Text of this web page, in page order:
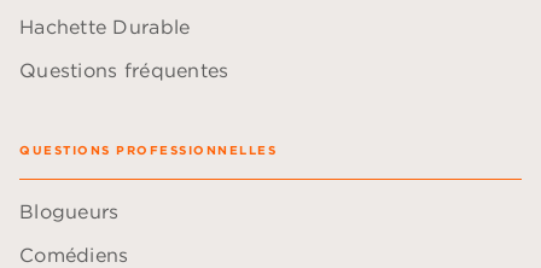
Hachette Durable
Questions fréquentes
QUESTIONS PROFESSIONNELLES
Blogueurs
Comédiens